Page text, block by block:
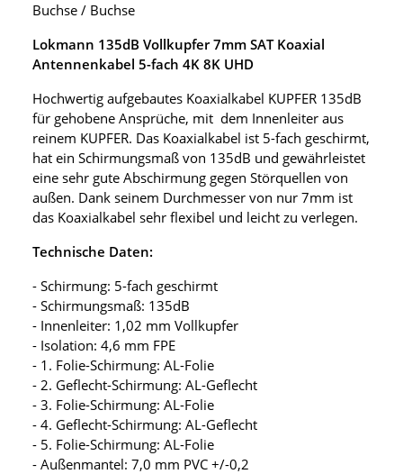
Buchse / Buchse
Lokmann 135dB Vollkupfer 7mm SAT Koaxial
Antennenkabel 5-fach 4K 8K UHD
Hochwertig aufgebautes Koaxialkabel KUPFER 135dB
für gehobene Ansprüche, mit dem Innenleiter aus
reinem KUPFER. Das Koaxialkabel ist 5-fach geschirmt,
hat ein Schirmungsmaß von 135dB und gewährleistet
eine sehr gute Abschirmung gegen Störquellen von
außen. Dank seinem Durchmesser von nur 7mm ist
das Koaxialkabel sehr flexibel und leicht zu verlegen.
Technische Daten:
- Schirmung: 5-fach geschirmt
- Schirmungsmaß: 135dB
- Innenleiter: 1,02 mm Vollkupfer
- Isolation: 4,6 mm FPE
- 1. Folie-Schirmung: AL-Folie
- 2. Geflecht-Schirmung: AL-Geflecht
- 3. Folie-Schirmung: AL-Folie
- 4. Geflecht-Schirmung: AL-Geflecht
- 5. Folie-Schirmung: AL-Folie
- Außenmantel: 7,0 mm PVC +/-0,2